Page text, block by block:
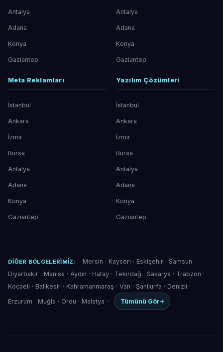
Antalya
Adana
Konya
Gaziantep
Antalya
Adana
Konya
Gaziantep
Meta Reklamları
İstanbul
Ankara
İzmir
Bursa
Antalya
Adana
Konya
Gaziantep
Yazılım Çözümleri
İstanbul
Ankara
İzmir
Bursa
Antalya
Adana
Konya
Gaziantep
DIĞER BÖLGELERIMIZ: Mersin · Kayseri · Eskişehir· Samsun ·
Diyarbakır · Manisa · Aydın · Hatay · Tekirdağ · Sakarya · Trabzon ·
Kocaeli · Balıkesir · Kahramanmaraş · Van · Şanlıurfa · Denizli ·
Erzurum · Muğla · Ordu · Malatya · Tümünü Gör